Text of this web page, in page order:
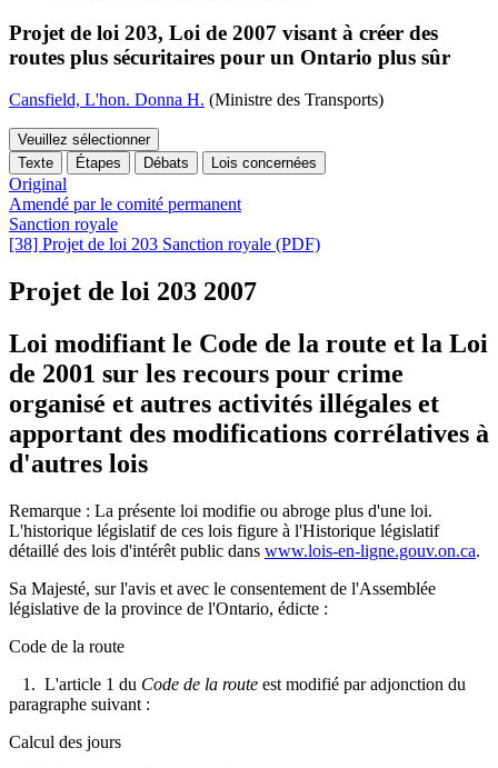
Projet de loi 203, Loi de 2007 visant à créer des
routes plus sécuritaires pour un Ontario plus sûr
Cansfield, L'hon. Donna H. (Ministre des Transports)
Veuillez sélectionner
Texte
Étapes Débats Lois concernées
Original
Amendé par le comité permanent
Sanction royale
[38] Projet de loi 203 Sanction royale (PDF)
Projet de loi 203 2007
Loi modifiant le Code de la route et la Loi
de 2001 sur les recours pour crime
organisé et autres activités illégales et
apportant des modifications corrélatives à
d'autres lois
Remarque : La présente loi modifie ou abroge plus d'une loi.
L'historique législatif de ces lois figure à l'Historique législatif
détaillé des lois d'intérêt public dans www.lois-en-ligne.gouv.on.ca.
Sa Majesté, sur l'avis et avec le consentement de l'Assemblée
législative de la province de l'Ontario, édicte :
Code de la route
1. L'article 1 du Code de la route est modifié par adjonction du
paragraphe suivant :
Calcul des jours